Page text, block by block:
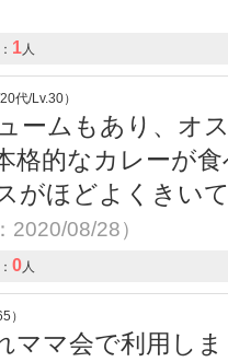
1人
代/Lv.30）
ームもあり、オ
格的なカレーが
がほどよくきい
2020/08/28）
0人
）
ママ会で利用し